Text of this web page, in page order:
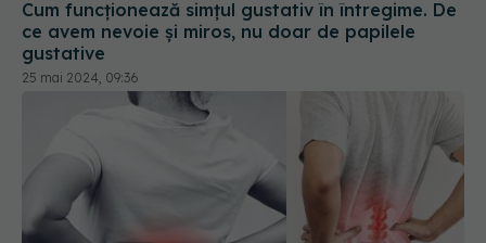
Cum funcționează simțul gustativ în întregime. De
ce avem nevoie și miros, nu doar de papilele
gustative
25 mai 2024, 09:36